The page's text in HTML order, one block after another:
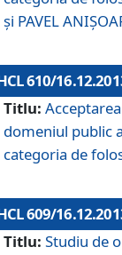
şi PAVEL
610/
Titlu:
domeniul public
categoria de
609/
Titlu: Studiu de